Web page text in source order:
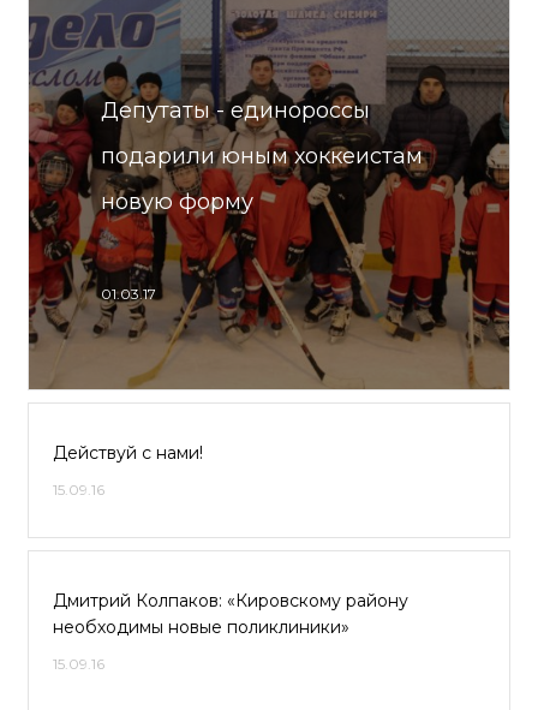
Депутаты - единороссы
подарили юным хоккеистам
новую форму
01.03.17
Действуй с нами!
15.09.16
Дмитрий Колпаков: «Кировскому району
необходимы новые поликлиники»
15.09.16